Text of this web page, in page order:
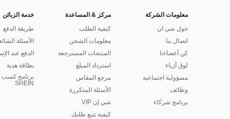
معلومات الشركة
حول شي ان
اتصال بنا
كن أعضاءنا
لوق أزياء
مسؤولية اجتماعية
وظائف
برنامج شركاء
مركز & المساعدة
كيفية الطلب
معلومات الشحن
المنتجات المسترجعة
استرداد المبلغ
مرجع المقاس
الأسئلة المتكررة
شي إن VIP
كيفية تتبع طلبك
خدمة الزبائن
طريقة الدفع
الأسئلة
الدفع عند
بطاقة هدية
برنامج كسب
SHEIN